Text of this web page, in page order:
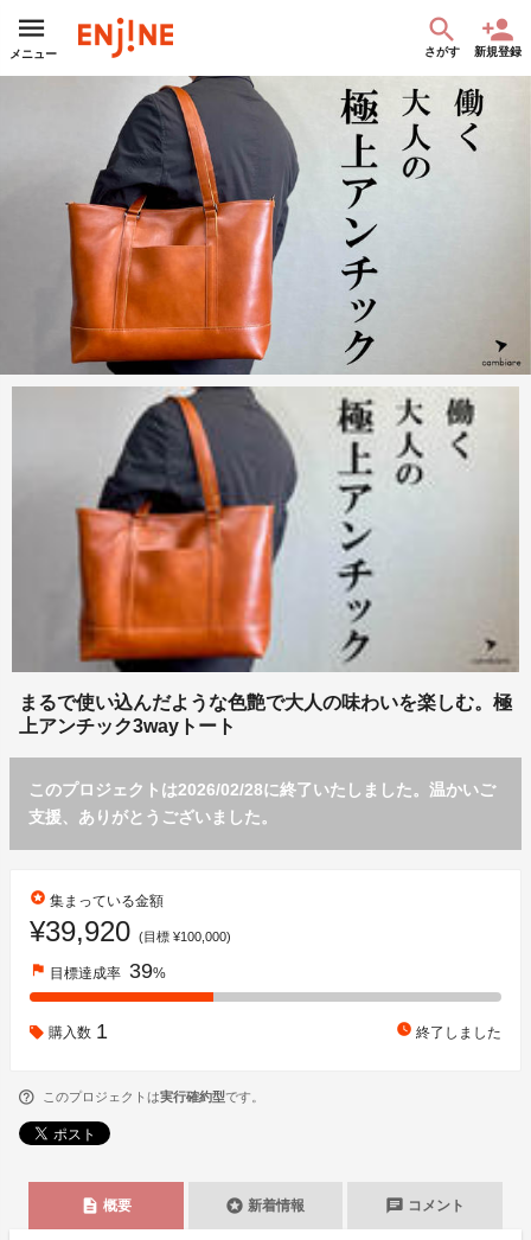
メニュー さがす 新規登録
まるで使い込んだような色艶で大人の味わいを楽しむ。極
上アンチック3wayトート
このプロジェクトは2026/02/28に終了いたしました。温かいご
支援、ありがとうございました。
stars 集まっている金額
¥39,920 (目標 ¥100,000)
flag 目標達成率 39%
購入数 1 watch_later 終了しました
このプロジェクトは実行確約型です。
description 概要 stars 新着情報 chat コメント